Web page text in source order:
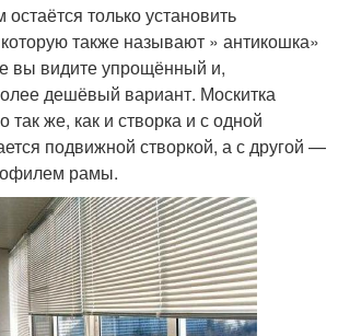
только установить
также называют » антикошка»
вы видите упрощённый и,
дешёвый вариант. Москитка
так же, как и створка и с одной
подвижной створкой, а с другой —
рамы.